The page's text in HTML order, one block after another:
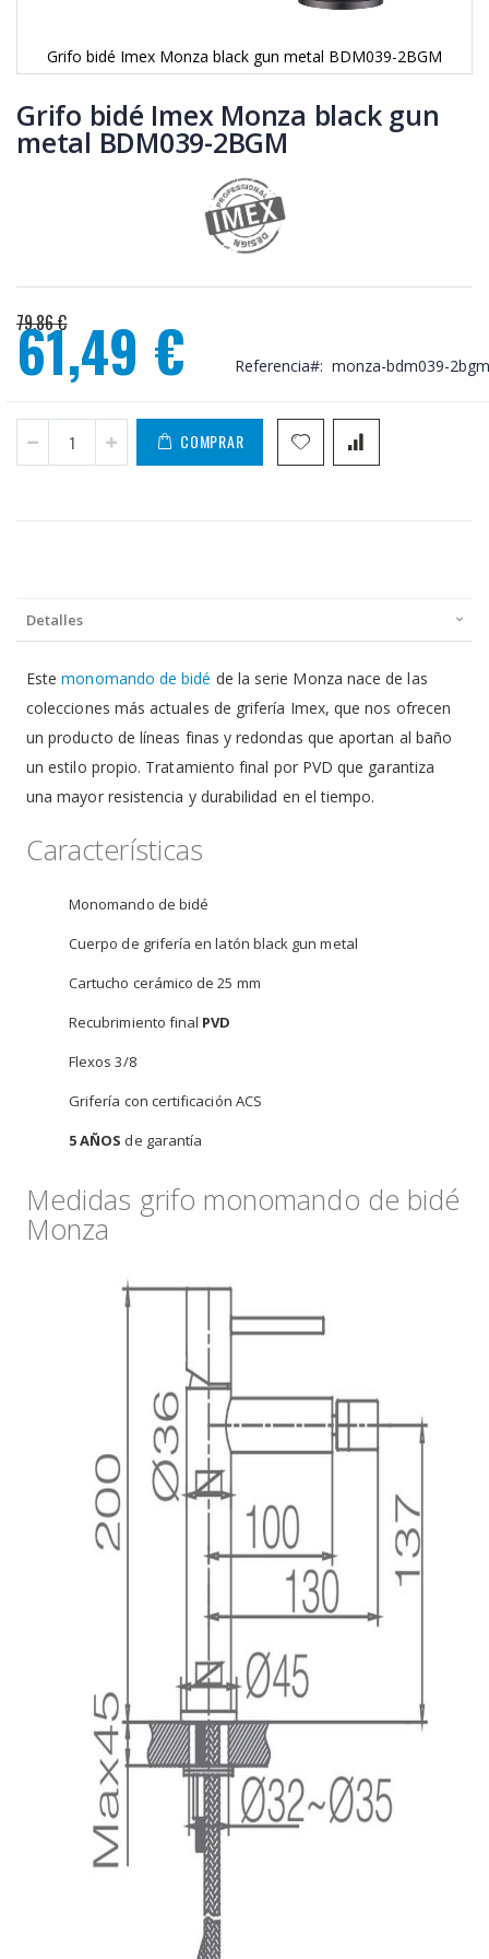
Grifo bidé Imex Monza black gun metal BDM039-2BGM
al
comienzo
de
Grifo bidé Imex Monza black gun
metal BDM039-2BGM
79,86 €
Precio
especial
61,49 € Referencia monza-bdm039-2bgm
COMPRAR
Detalles
Estemonomando de bidé de la serie Monza nace de las
colecciones más actuales de grifería Imex, que nos ofrecen
un producto de líneas finas y redondas que aportan al baño
un estilo propio. Tratamiento final por PVD que garantiza
una mayor resistencia y durabilidad en el tiempo.
Características
Monomando de bidé
Cuerpo de grifería en latón black gun metal
Cartucho cerámico de 25 mm
Recubrimiento final PVD
Flexos 3/8
Grifería con certificación ACS
5 AÑOS de garantía
Medidas grifo monomando de bidé
Monza